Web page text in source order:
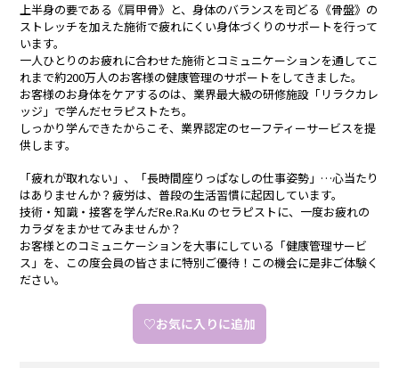
上半身の要である《肩甲骨》と、身体のバランスを司どる《骨盤》の
ストレッチを加えた施術で疲れにくい身体づくりのサポートを行って
います。
一人ひとりのお疲れに合わせた施術とコミュニケーションを通してこ
れまで約200万人のお客様の健康管理のサポートをしてきました。
お客様のお身体をケアするのは、業界最大級の研修施設「リラクカレ
ッジ」で学んだセラピストたち。
しっかり学んできたからこそ、業界認定のセーフティーサービスを提
供します。
「疲れが取れない」、「長時間座りっぱなしの仕事姿勢」…心当たり
はありませんか？疲労は、普段の生活習慣に起因しています。
技術・知識・接客を学んだRe.Ra.Ku のセラピストに、一度お疲れの
カラダをまかせてみませんか？
お客様とのコミュニケーションを大事にしている「健康管理サービ
ス」を、この度会員の皆さまに特別ご優待！この機会に是非ご体験く
ださい。
♡お気に入りに追加